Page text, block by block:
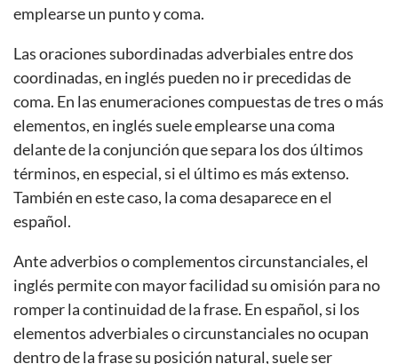
emplearse un punto y coma.
Las oraciones subordinadas adverbiales entre dos
coordinadas, en inglés pueden no ir precedidas de
coma. En las enumeraciones compuestas de tres o más
elementos, en inglés suele emplearse una coma
delante de la conjunción que separa los dos últimos
términos, en especial, si el último es más extenso.
También en este caso, la coma desaparece en el
español.
Ante adverbios o complementos circunstanciales, el
inglés permite con mayor facilidad su omisión para no
romper la continuidad de la frase. En español, si los
elementos adverbiales o circunstanciales no ocupan
dentro de la frase su posición natural, suele ser